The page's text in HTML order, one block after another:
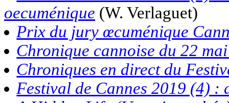
oecuménique (W. Verlaguet)
Prix du jury œcuménique
Chronique cannoise du 22
Chroniques en direct du
Festival de Cannes 2019 (4) :